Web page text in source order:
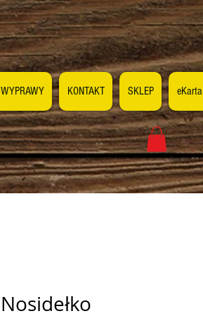
WYPRAWY KONTAKT SKLEP eKarta
Nosidełko